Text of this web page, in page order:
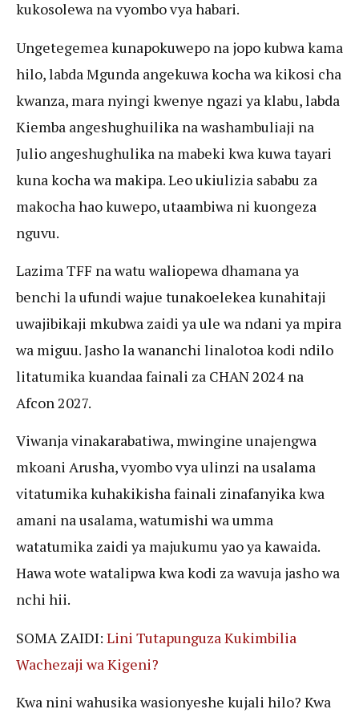
kukosolewa na vyombo vya habari.
Ungetegemea kunapokuwepo na jopo kubwa kama
hilo, labda Mgunda angekuwa kocha wa kikosi cha
kwanza, mara nyingi kwenye ngazi ya klabu, labda
Kiemba angeshughuilika na washambuliaji na
Julio angeshughulika na mabeki kwa kuwa tayari
kuna kocha wa makipa. Leo ukiulizia sababu za
makocha hao kuwepo, utaambiwa ni kuongeza
nguvu.
Lazima TFF na watu waliopewa dhamana ya
benchi la ufundi wajue tunakoelekea kunahitaji
uwajibikaji mkubwa zaidi ya ule wa ndani ya mpira
wa miguu. Jasho la wananchi linalotoa kodi ndilo
litatumika kuandaa fainali za CHAN 2024 na
Afcon 2027.
Viwanja vinakarabatiwa, mwingine unajengwa
mkoani Arusha, vyombo vya ulinzi na usalama
vitatumika kuhakikisha fainali zinafanyika kwa
amani na usalama, watumishi wa umma
watatumika zaidi ya majukumu yao ya kawaida.
Hawa wote watalipwa kwa kodi za wavuja jasho wa
nchi hii.
SOMA ZAIDI: Lini Tutapunguza Kukimbilia
Wachezaji wa Kigeni?
Kwa nini wahusika wasionyeshe kujali hilo? Kwa